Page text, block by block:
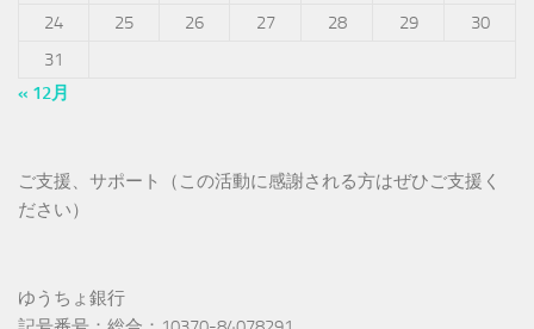
24
25 26 27 28 29
30
31
« 12月
ご支援、サポート（この活動に感謝される方はぜひご支援く
ださい）
ゆうちょ銀行